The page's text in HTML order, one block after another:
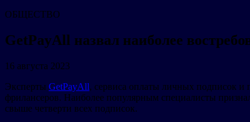
ОБЩЕСТВО
GetPayAll назвал наиболее
16 августа 2023
Эксперты GetPayAll, сервиса оплаты личных подписок и
фрилансеров. Наиболее популярным специалисты
свыше четверти всех подписок.